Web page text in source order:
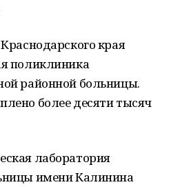
края
поликлиника
районной больницы.
более десяти тысяч
лаборатория
имени Калинина